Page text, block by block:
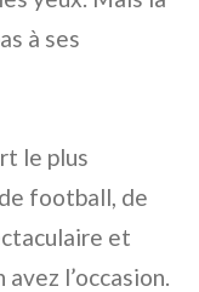
à ses
le plus
football, de
et
l’occasion.